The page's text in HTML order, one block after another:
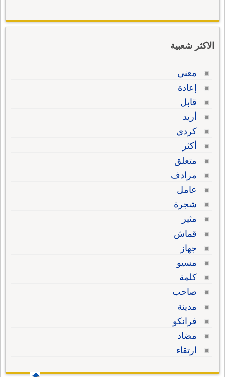
الاكثر شعبية
معنى
إعادة
قابل
أريد
كردي
أكثر
متعلق
مرادف
عامل
شجرة
مثير
قماش
جهاز
مسيو
كلمة
صاحب
مدينة
فرانكو
مضاد
ارتقاء